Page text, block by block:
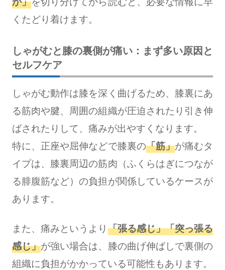
くたどり着けます。
しゃがむと膝の裏側が痛い：まず多い原因と
セルフケア
しゃがむ動作は膝を深く曲げるため、膝裏にあ
る筋肉や腱、周囲の組織が圧迫されたり引き伸
ばされたりして、痛みが出やすくなります。
特に、正座や屈伸などで膝裏の「筋」が痛むタ
イプは、膝裏周辺の筋肉（ふくらはぎにつなが
る腓腹筋など）の負担が関係しているケースが
あります。
また、痛みというより 「張る感じ」「突っ張る
感じ」が強い場合は、膝の曲げ伸ばしで裏側の
組織に負担がかかっている可能性もあります。